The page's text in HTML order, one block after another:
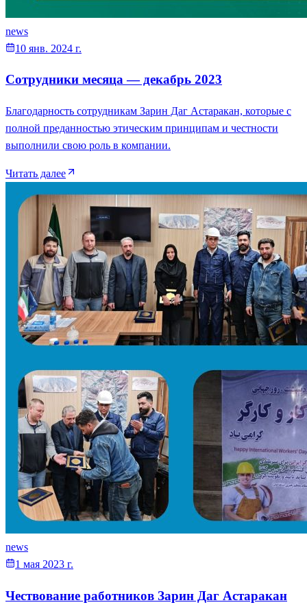
news
10 янв. 2024 г.
Сотрудники месяца — декабрь 2023
Благодарность сотрудникам Зарин Даг Астаракан, которые с
полной преданностью этическим принципам и честности
выполнили свою роль в компании.
Читать далее
news
1 мая 2023 г.
Чествование работников Зарин Даг Астаракан